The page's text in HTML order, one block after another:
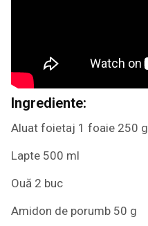
Ingrediente:
Aluat foietaj 1 foaie 250 g
Lapte 500 ml
Ouă 2 buc
Amidon de porumb 50 g